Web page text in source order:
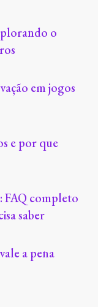
o
em jogos
e por que
FAQ completo
saber
a pena